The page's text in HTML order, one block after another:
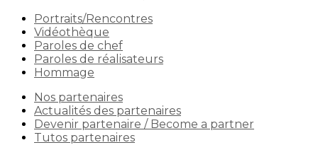
Portraits/Rencontres
Vidéothèque
Paroles de chef
Paroles de réalisateurs
Hommage
Nos partenaires
Actualités des partenaires
Devenir partenaire / Become a partner
Tutos partenaires